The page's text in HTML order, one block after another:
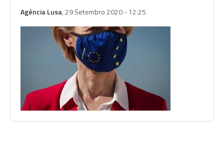
Agência Lusa, 29 Setembro 2020 - 12:25